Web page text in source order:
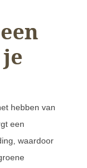
hebben van
een
waardoor